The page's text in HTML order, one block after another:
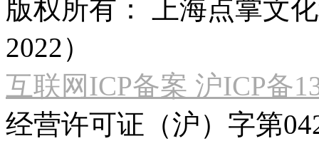
版权所有：
上海点掌文
2022）
互联网ICP备案 沪ICP备
经营许可证（沪）字第